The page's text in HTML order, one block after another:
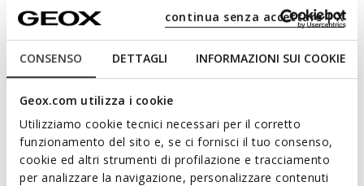
CONSENSO DETTAGLI INFORMAZIONI SUI COOKIE
Geox.com utilizza i cookie
Utilizziamo cookie tecnici necessari per il corretto
funzionamento del sito e, se ci fornisci il tuo consenso,
cookie ed altri strumenti di profilazione e tracciamento
per analizzare la navigazione, personalizzare contenuti
continua senza accettare | X
a chunky outsole, Diamanta completes everyday outfits with
an active yet feminine touch.
ITEM CODE:D66UFA09B22C0084
Features
By purchasing this product, you are
supporting Leather Working Group certified
tanneries